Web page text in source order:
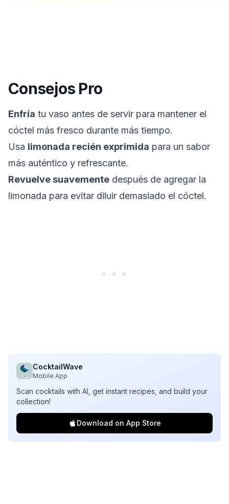
Consejos Pro
Enfría tu vaso antes de servir para mantener el
cóctel más fresco durante más tiempo.
Usa limonada recién exprimida para un sabor
más auténtico y refrescante.
Revuelve suavemente después de agregar la
limonada para evitar diluir demasiado el cóctel.
CocktailWave
Mobile App
Scan cocktails with AI, get instant recipes, and build your
collection!
Download on App Store